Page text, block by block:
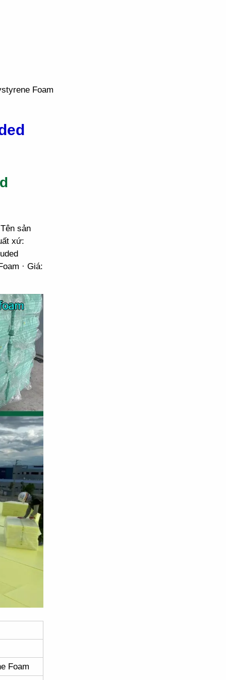
Foam
sản
xứ:
· Giá:
Foam